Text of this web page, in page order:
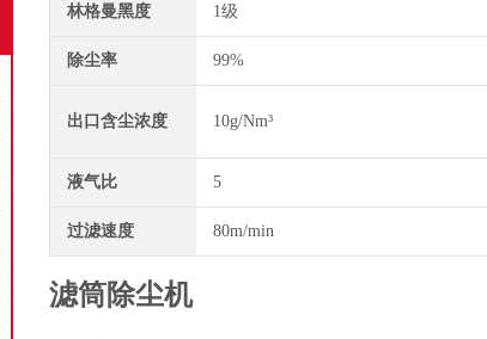
林格曼黑度 1级
除尘率 99%
出口含尘浓度 10g/Nm³
液气比 5
过滤速度 80m/min
滤筒除尘机